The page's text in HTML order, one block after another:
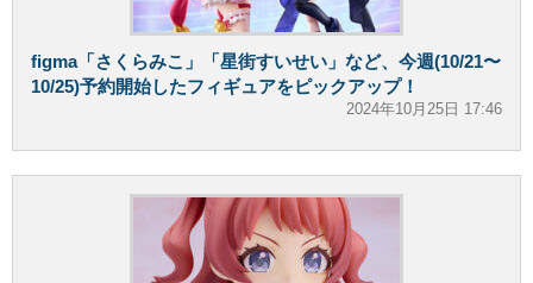
figma「さくらみこ」「星街すいせい」など、今週(10/21〜
10/25)予約開始したフィギュアをピックアップ！
2024年10月25日 17:46